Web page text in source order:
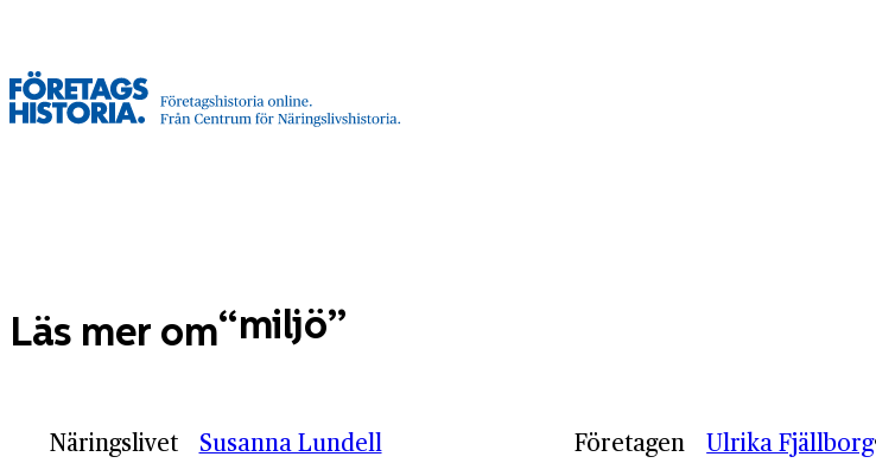
Läs mer om miljö
Näringslivet
Susanna Lundell
Företagen Ulrika Fjällborg